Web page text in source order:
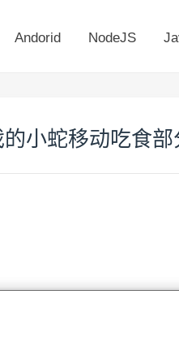
Andorid NodeJS
小蛇移动吃食部